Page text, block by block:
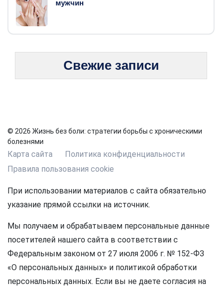
мужчин
Свежие записи
© 2026 Жизнь без боли: стратегии борьбы с хроническими
болезнями
Карта сайта
Политика конфиденциальности
Правила пользования cookie
При использовании материалов с сайта обязательно
указание прямой ссылки на источник.
Мы получаем и обрабатываем персональные данные
посетителей нашего сайта в соответствии с
Федеральным законом от 27 июля 2006 г. № 152-ФЗ
«О персональных данных» и политикой обработки
персональных данных. Если вы не даете согласия на